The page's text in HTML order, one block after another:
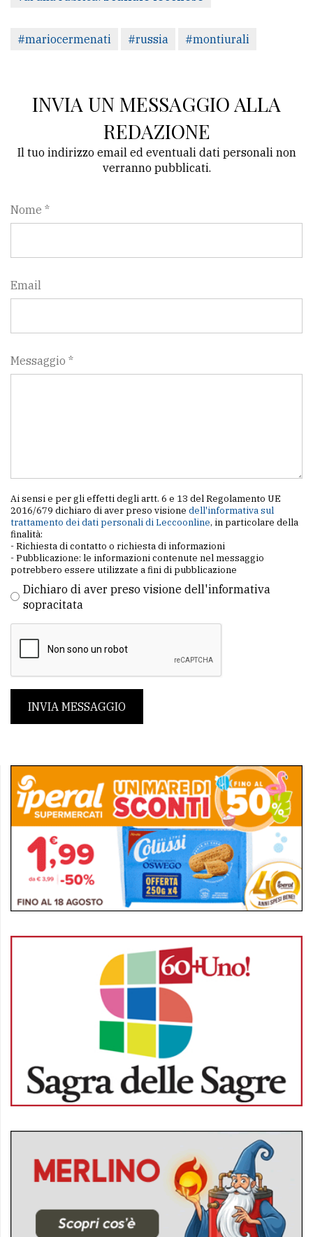
#mariocermenati #russia #montiurali
INVIA UN MESSAGGIO ALLA
REDAZIONE
Il tuo indirizzo email ed eventuali dati personali non
verranno pubblicati.
Nome *
Email
Messaggio *
Ai sensi e per gli effetti degli artt. 6 e 13 del Regolamento UE
2016/679 dichiaro di aver preso visione dell'informativa sul
trattamento dei dati personali di Leccoonline, in particolare della
finalità:
- Richiesta di contatto o richiesta di informazioni
- Pubblicazione: le informazioni contenute nel messaggio
potrebbero essere utilizzate a fini di pubblicazione
Dichiaro di aver preso visione dell'informativa
sopracitata
INVIA MESSAGGIO